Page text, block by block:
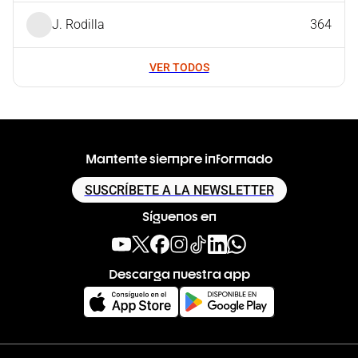
J. Rodilla 364
VER TODOS
Mantente siempre informado
SUSCRÍBETE A LA NEWSLETTER
Síguenos en
Descarga nuestra app